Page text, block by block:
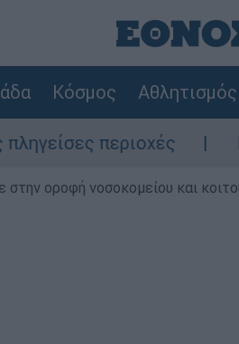
Κόσμος Αθλητισμός
Η πρώτη
οροφή νοσοκομείου και